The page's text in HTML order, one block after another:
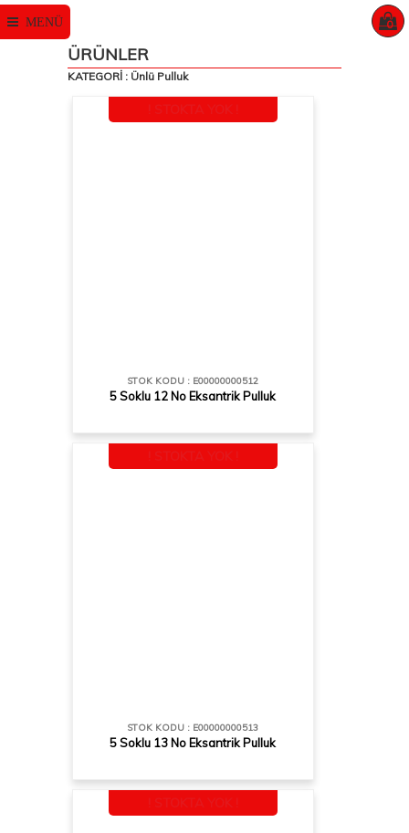
MENÜ 0
ÜRÜNLER
KATEGORİ : Ünlü Pulluk
STOK KODU : E00000000512
5 Soklu 12 No Eksantrik Pulluk
STOK KODU : E00000000513
5 Soklu 13 No Eksantrik Pulluk